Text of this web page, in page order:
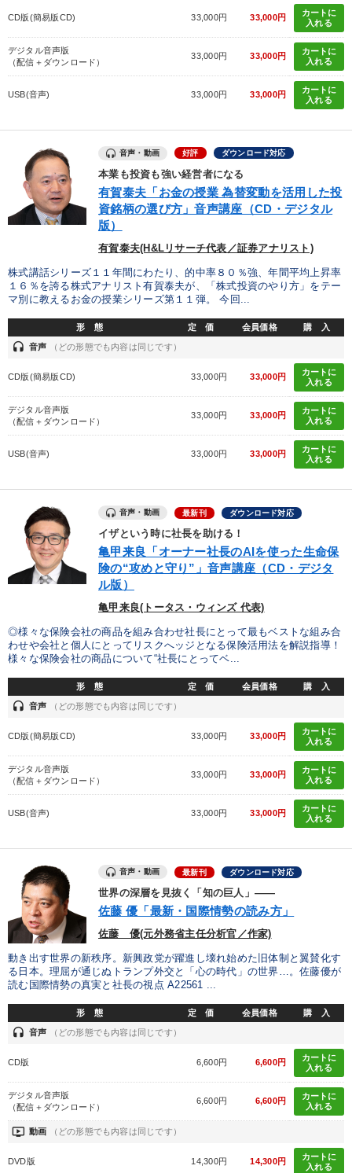
CD版(簡易版CD) 33,000円 33,000円
カートに
入れる
デジタル音声版
（配信＋ダウンロード）
33,000円 33,000円
カートに
入れる
USB(音声) 33,000円 33,000円
カートに
入れる
音声・動画 好評 ダウンロード対応
本業も投資も強い経営者になる
有賀泰夫「お金の授業 為替変動を活用した投
資銘柄の選び方」音声講座（CD・デジタル
版）
有賀泰夫(H&Lリサーチ代表／証券アナリスト)
株式講話シリーズ１１年間にわたり、的中率８０％強、年間平均上昇率
１６％を誇る株式アナリスト有賀泰夫が、「株式投資のやり方」をテー
マ別に教えるお金の授業シリーズ第１１弾。 今回...
形 態 定 価 会員価格 購 入
headset 音声 （どの形態でも内容は同じです）
CD版(簡易版CD) 33,000円 33,000円
カートに
入れる
デジタル音声版
（配信＋ダウンロード）
33,000円 33,000円
カートに
入れる
USB(音声) 33,000円 33,000円
カートに
入れる
音声・動画 最新刊 ダウンロード対応
イザという時に社長を助ける！
亀甲来良「オーナー社長のAIを使った生命保
険の“攻めと守り”」音声講座（CD・デジタ
ル版）
亀甲来良(トータス・ウィンズ 代表)
◎様々な保険会社の商品を組み合わせ社長にとって最もベストな組み合
わせや会社と個人にとってリスクへッジとなる保険活用法を解説指導！
様々な保険会社の商品について“社長にとってベ...
形 態 定 価 会員価格 購 入
headset 音声 （どの形態でも内容は同じです）
CD版(簡易版CD) 33,000円 33,000円
カートに
入れる
デジタル音声版
（配信＋ダウンロード）
33,000円 33,000円
カートに
入れる
USB(音声) 33,000円 33,000円
カートに
入れる
音声・動画 最新刊 ダウンロード対応
世界の深層を見抜く「知の巨人」――
佐藤 優「最新・国際情勢の読み方」
佐藤 優(元外務省主任分析官／作家)
動き出す世界の新秩序。新興政党が躍進し壊れ始めた旧体制と翼賛化す
る日本。理屈が通じぬトランプ外交と「心の時代」の世界…。佐藤優が
読む国際情勢の真実と社長の視点 A22561 ...
形 態 定 価 会員価格 購 入
headset 音声 （どの形態でも内容は同じです）
CD版 6,600円 6,600円
カートに
入れる
デジタル音声版
（配信＋ダウンロード）
6,600円 6,600円
カートに
入れる
ondemand_video 動画 （どの形態でも内容は同じです）
DVD版 14,300円 14,300円
カートに
入れる